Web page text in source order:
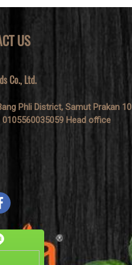
US
Co., Ltd.
Phli District, Samut Prakan
Head office